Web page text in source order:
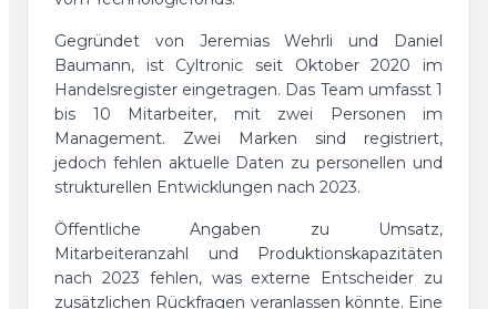
Gegründet von Jeremias Wehrli und Daniel
Baumann, ist Cyltronic seit Oktober 2020 im
Handelsregister eingetragen. Das Team umfasst 1
bis 10 Mitarbeiter, mit zwei Personen im
Management. Zwei Marken sind registriert,
jedoch fehlen aktuelle Daten zu personellen und
strukturellen Entwicklungen nach 2023.
Öffentliche Angaben zu Umsatz,
Mitarbeiteranzahl und Produktionskapazitäten
nach 2023 fehlen, was externe Entscheider zu
zusätzlichen Rückfragen veranlassen könnte. Eine